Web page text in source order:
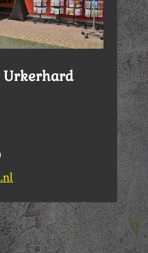
Urkerhard